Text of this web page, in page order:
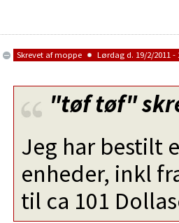
Skrevet afmoppe Lørdag d. 19/2/2011 -
"tøf tøf"
Jeg har bestilt
enheder, inkl
til ca 101